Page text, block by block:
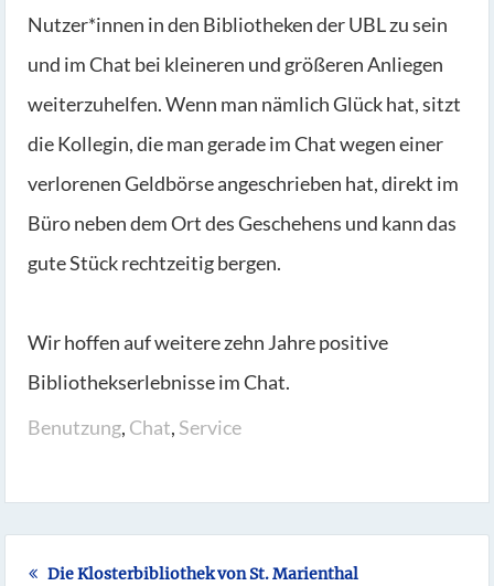
Nutzer*innen in den Bibliotheken der UBL zu sein
und im Chat bei kleineren und größeren Anliegen
weiterzuhelfen. Wenn man nämlich Glück hat, sitzt
die Kollegin, die man gerade im Chat wegen einer
verlorenen Geldbörse angeschrieben hat, direkt im
Büro neben dem Ort des Geschehens und kann das
gute Stück rechtzeitig bergen.
Wir hoffen auf weitere zehn Jahre positive
Bibliothekserlebnisse im Chat.
Benutzung, Chat, Service
Die Klosterbibliothek von St. Marienthal